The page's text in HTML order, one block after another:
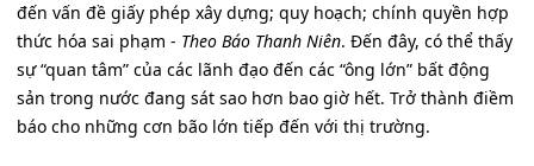
đến vấn đề giấy phép xây dựng; quy hoạch; chính quyền hợp
thức hóa sai phạm - Theo Báo Thanh Niên. Đến đây, có thể thấy
sự “quan tâm” của các lãnh đạo đến các “ông lớn” bất động
sản trong nước đang sát sao hơn bao giờ hết. Trở thành điềm
báo cho những cơn bão lớn tiếp đến với thị trường.